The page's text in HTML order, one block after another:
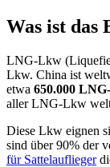
Was ist das
LNG-Lkw
Lkw. China ist
etwa 650.000
aller LNG-Lkw
Diese Lkw eignen
sind über 90% der
für Sattelauflieger